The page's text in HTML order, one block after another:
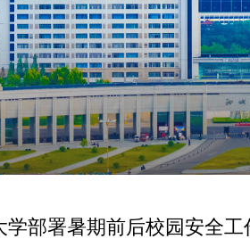
学部署暑期前后校园安全工